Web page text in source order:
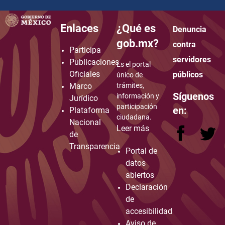
how to embed google map in website
Enlaces
Participa
Publicaciones
Oficiales
Marco
Jurídico
Plataforma
Nacional
de
Transparencia
¿Qué es
gob.mx?
Es el portal
único de
trámites,
información y
participación
ciudadana.
Leer más
Portal de
datos
abiertos
Declaración
de
accesibilidad
Denuncia
contra
servidores
públicos
Síguenos
en: